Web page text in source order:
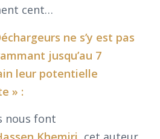
cent…
ne s’y est pas
jusqu’au 7
leur potentielle
» :
nous font